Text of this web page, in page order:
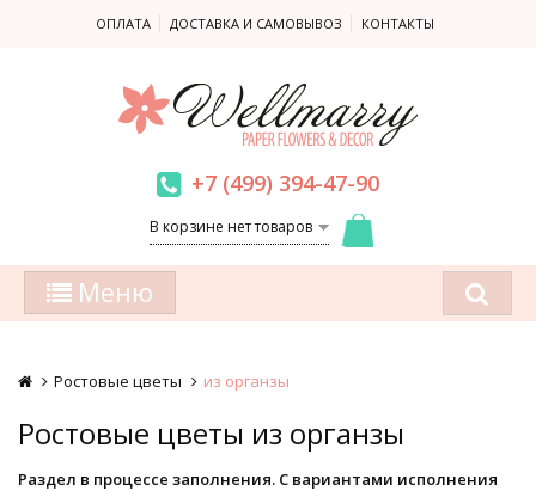
ОПЛАТА ДОСТАВКА И САМОВЫВОЗ КОНТАКТЫ
+7 (499) 394-47-90
В корзине нет товаров
Меню
Ростовые цветы из органзы
Ростовые цветы из органзы
Раздел в процессе заполнения. С вариантами исполнения